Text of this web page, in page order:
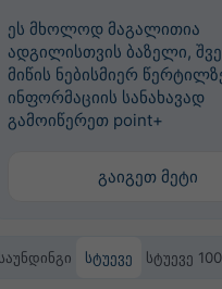
ეს მხოლოდ მაგალითია
ადგილისთვის ბაზელი,
მიწის ნებისმიერ
ინფორმაციის სანახავად
გამოიწერეთ point+
გაიგეთ მეტი
საუნდინგი სტუევე სტუევე